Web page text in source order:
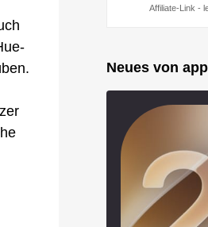
Affiliate-Link -
Neues von